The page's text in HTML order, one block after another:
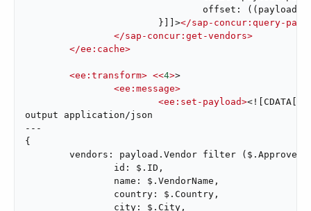
			}]]>
</sap-concur:query-
</sap-concur:get-vendors>
</ee:cache>
<ee:transform> <<4>>
<ee:message>
<ee:set-payload>
output application/json
---
{